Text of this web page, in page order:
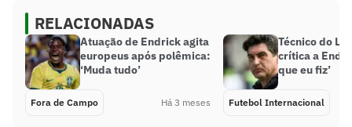
RELACIONADAS
Atuação de Endrick agita
europeus após polêmica:
‘Muda tudo’
Fora de Campo Há 3 meses
Técnico do
crítica a
que eu fiz’
Futebol Internacional